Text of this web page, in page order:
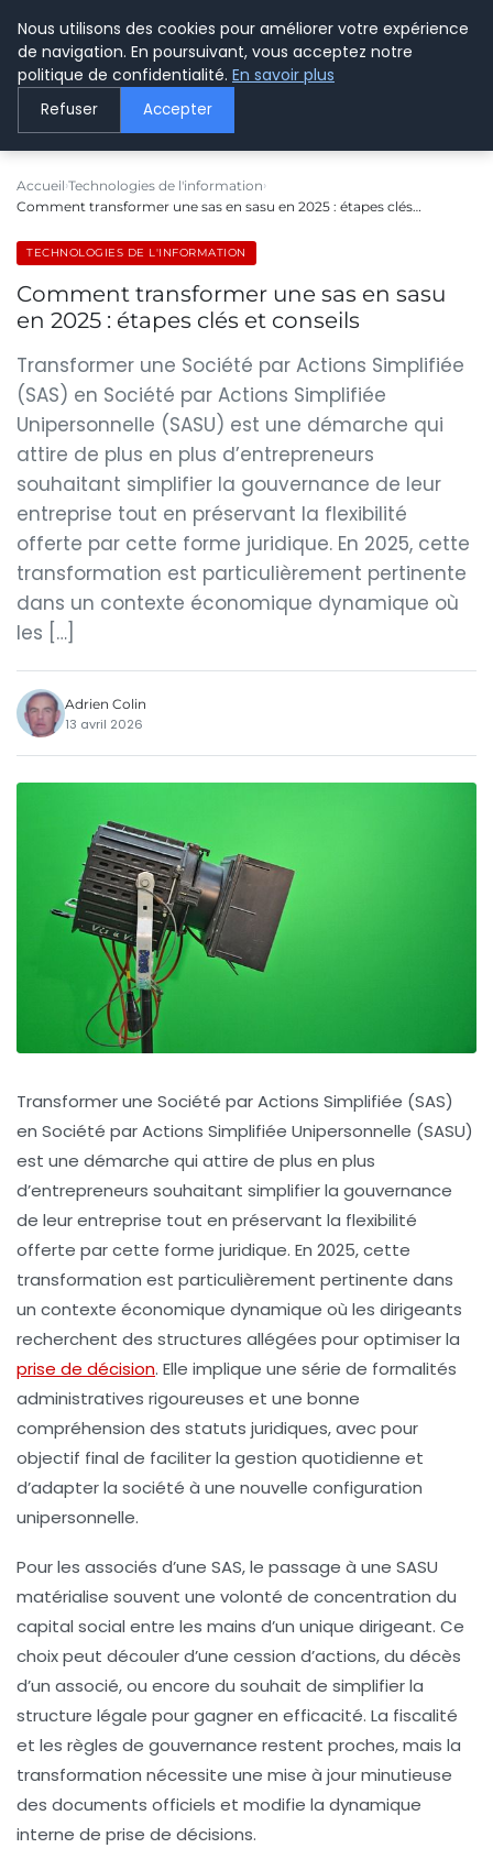
LE WEBMARKETING
Accueil Technologies de l'information
Comment transformer une sas en sasu en 2025 : étapes clés…
TECHNOLOGIES DE L'INFORMATION
Comment transformer une sas en sasu
en 2025 : étapes clés et conseils
Transformer une Société par Actions Simplifiée
(SAS) en Société par Actions Simplifiée
Unipersonnelle (SASU) est une démarche qui
attire de plus en plus d’entrepreneurs
souhaitant simplifier la gouvernance de leur
entreprise tout en préservant la flexibilité
offerte par cette forme juridique. En 2025, cette
transformation est particulièrement pertinente
dans un contexte économique dynamique où
les […]
Adrien Colin
13 avril 2026
Transformer une Société par Actions Simplifiée (SAS)
en Société par Actions Simplifiée Unipersonnelle (SASU)
est une démarche qui attire de plus en plus
d’entrepreneurs souhaitant simplifier la gouvernance
de leur entreprise tout en préservant la flexibilité
offerte par cette forme juridique. En 2025, cette
transformation est particulièrement pertinente dans
un contexte économique dynamique où les dirigeants
recherchent des structures allégées pour optimiser la
prise de décision. Elle implique une série de formalités
administratives rigoureuses et une bonne
compréhension des statuts juridiques, avec pour
objectif final de faciliter la gestion quotidienne et
d’adapter la société à une nouvelle configuration
unipersonnelle.
Pour les associés d’une SAS, le passage à une SASU
matérialise souvent une volonté de concentration du
capital social entre les mains d’un unique dirigeant. Ce
choix peut découler d’une cession d’actions, du décès
d’un associé, ou encore du souhait de simplifier la
structure légale pour gagner en efficacité. La fiscalité
et les règles de gouvernance restent proches, mais la
transformation nécessite une mise à jour minutieuse
des documents officiels et modifie la dynamique
interne de prise de décisions.
Nous utilisons des cookies pour améliorer votre expérience
de navigation. En poursuivant, vous acceptez notre
politique de confidentialité. En savoir plus
Refuser Accepter